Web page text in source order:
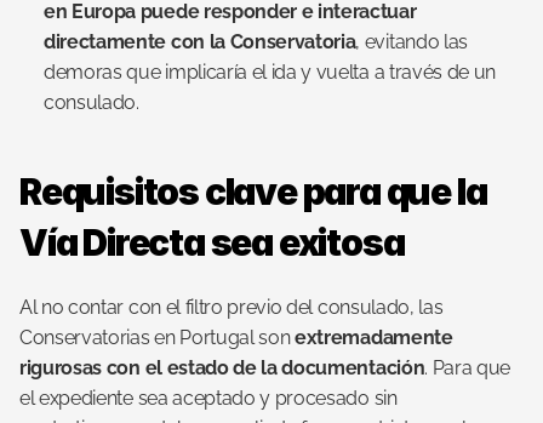
en Europa puede responder e interactuar
directamente con la Conservatoria, evitando las
demoras que implicaría el ida y vuelta a través de un
consulado.
Requisitos clave para que la
Vía Directa sea exitosa
Al no contar con el filtro previo del consulado, las
Conservatorias en Portugal son extremadamente
rigurosas con el estado de la documentación. Para que
el expediente sea aceptado y procesado sin